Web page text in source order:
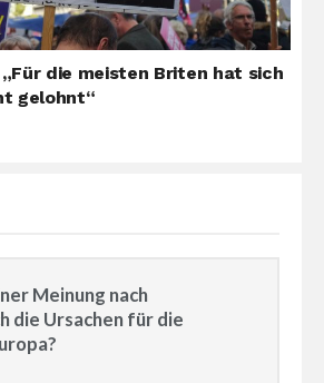
die meisten Briten hat sich
gelohnt“
Meinung nach
die Ursachen für die